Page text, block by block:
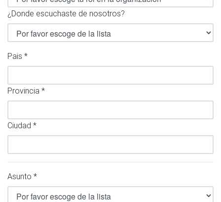
¿Donde escuchaste de nosotros?
Pais *
Provincia *
Ciudad *
Asunto *